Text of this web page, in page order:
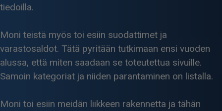
tiedoilla.
Moni teistä myös toi esiin suodattimet ja
varastosaldot. Tätä pyritään tutkimaan ensi vuoden
alussa, että miten saadaan se toteutettua sivuille.
Samoin kategoriat ja niiden parantaminen on listalla.
Moni toi esiin meidän liikkeen rakennetta ja tähän